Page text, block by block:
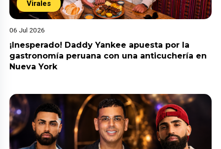
Virales
06 Jul 2026
¡Inesperado! Daddy Yankee apuesta por la
gastronomía peruana con una anticuchería en
Nueva York